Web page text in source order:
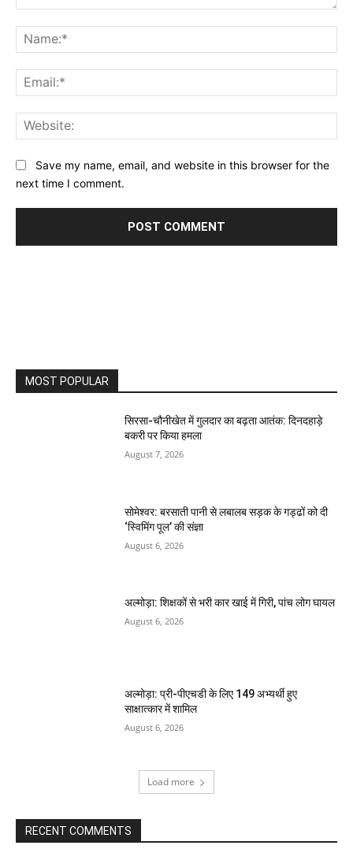
Save my name, email, and website in this browser for the
next time I comment.
MOST POPULAR
सिरसा-चौनीखेत में गुलदार का बढ़ता आतंक: दिनदहाड़े
बकरी पर किया हमला
August 7, 2026
सोमेश्वर: बरसाती पानी से लबालब सड़क के गड्ढों को दी
‘स्विमिंग पूल’ की संज्ञा
August 6, 2026
अल्मोड़ा: शिक्षकों से भरी कार खाई में गिरी, पांच लोग घायल
August 6, 2026
अल्मोड़ा: प्री-पीएचडी के लिए 149 अभ्यर्थी हुए
साक्षात्कार में शामिल
August 6, 2026
Load more
RECENT COMMENTS